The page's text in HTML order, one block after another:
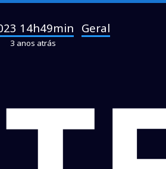
14h49min Geral
3 anos atrás